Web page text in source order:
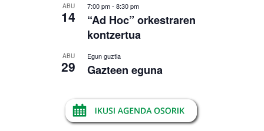
ABU
14
7:00 pm- 8:30 pm
“Ad Hoc” orkestraren
kontzertua
ABU
29
Egun guztia
Gazteen eguna